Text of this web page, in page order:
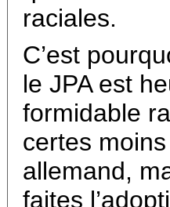
raciales.
C’est
le JPA est
formidable
certes
allemand,
faites